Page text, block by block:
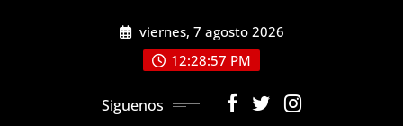
viernes, 7 agosto 2026
12:28:58 PM
Siguenos